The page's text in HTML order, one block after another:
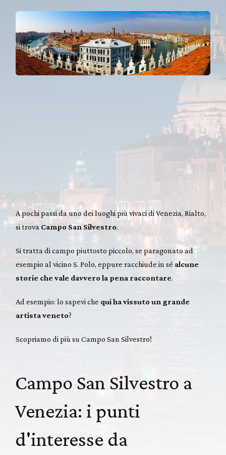
A pochi passi da uno dei luoghi più vivaci di Venezia, Rialto,
si trova Campo San Silvestro.
Si tratta di campo piuttosto piccolo, se paragonato ad
esempio al vicino S. Polo, eppure racchiude in sé alcune
storie che vale davvero la pena raccontare.
Ad esempio: lo sapevi che qui ha vissuto un grande
artista veneto?
Scopriamo di più su Campo San Silvestro!
Campo San Silvestro a
Venezia: i punti
d'interesse da